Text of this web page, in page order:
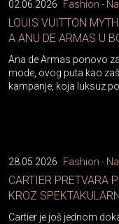
02.06.2026 Fashion -
LOUIS VUITTON
A ANU DE ARMAS U
Ana de Armas ponovo
mode, ovog puta kao
kampanje, koja luksuz
28.05.2026 Fashion -
CARTIER PRETVARA
KROZ
Cartier je još jednom